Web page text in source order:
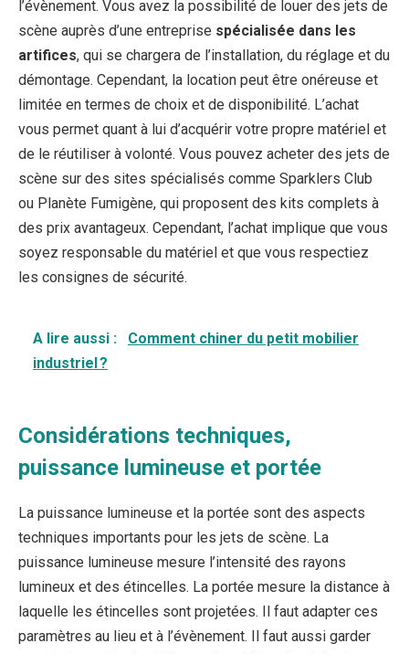
l’évènement. Vous avez la possibilité de louer des jets de
scène auprès d’une entreprise spécialisée dans les
artifices, qui se chargera de l’installation, du réglage et du
démontage. Cependant, la location peut être onéreuse et
limitée en termes de choix et de disponibilité. L’achat
vous permet quant à lui d’acquérir votre propre matériel et
de le réutiliser à volonté. Vous pouvez acheter des jets de
scène sur des sites spécialisés comme Sparklers Club
ou Planète Fumigène, qui proposent des kits complets à
des prix avantageux. Cependant, l’achat implique que vous
soyez responsable du matériel et que vous respectiez
les consignes de sécurité.
A lire aussi :
Comment chiner du petit mobilier
industriel ?
Considérations techniques,
puissance lumineuse et portée
La puissance lumineuse et la portée sont des aspects
techniques importants pour les jets de scène. La
puissance lumineuse mesure l’intensité des rayons
lumineux et des étincelles. La portée mesure la distance à
laquelle les étincelles sont projetées. Il faut adapter ces
paramètres au lieu et à l’évènement. Il faut aussi garder